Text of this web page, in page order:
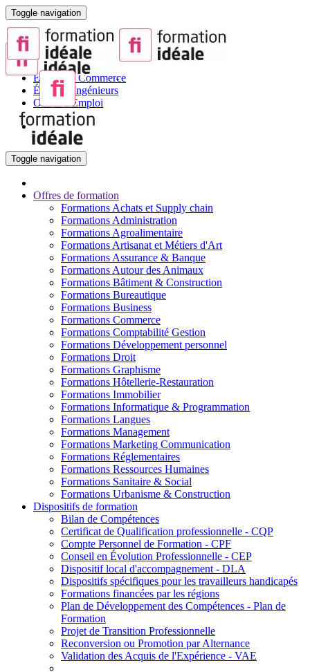
Toggle navigation
Sites partenaires :
BTS
Écoles de Commerce
Écoles d'Ingénieurs
Offres d'Emploi
Toggle navigation
Offres de formation
Formations Achats et Supply chain
Formations Administration
Formations Agroalimentaire
Formations Artisanat et Métiers d'Art
Formations Assurance & Banque
Formations Autour des Animaux
Formations Bâtiment & Construction
Formations Bureautique
Formations Business
Formations Commerce
Formations Comptabilité Gestion
Formations Développement personnel
Formations Droit
Formations Graphisme
Formations Hôtellerie-Restauration
Formations Immobilier
Formations Informatique & Programmation
Formations Langues
Formations Management
Formations Marketing Communication
Formations Réglementaires
Formations Ressources Humaines
Formations Sanitaire & Social
Formations Urbanisme & Construction
Dispositifs de formation
Bilan de Compétences
Certificat de Qualification professionnelle - CQP
Compte Personnel de Formation - CPF
Conseil en Évolution Professionnelle - CEP
Dispositif local d'accompagnement - DLA
Dispositifs spécifiques pour les travailleurs handicapés
Formations financées par les régions
Plan de Développement des Compétences - Plan de
Formation
Projet de Transition Professionnelle
Reconversion ou Promotion par Alternance
Validation des Acquis de l'Expérience - VAE